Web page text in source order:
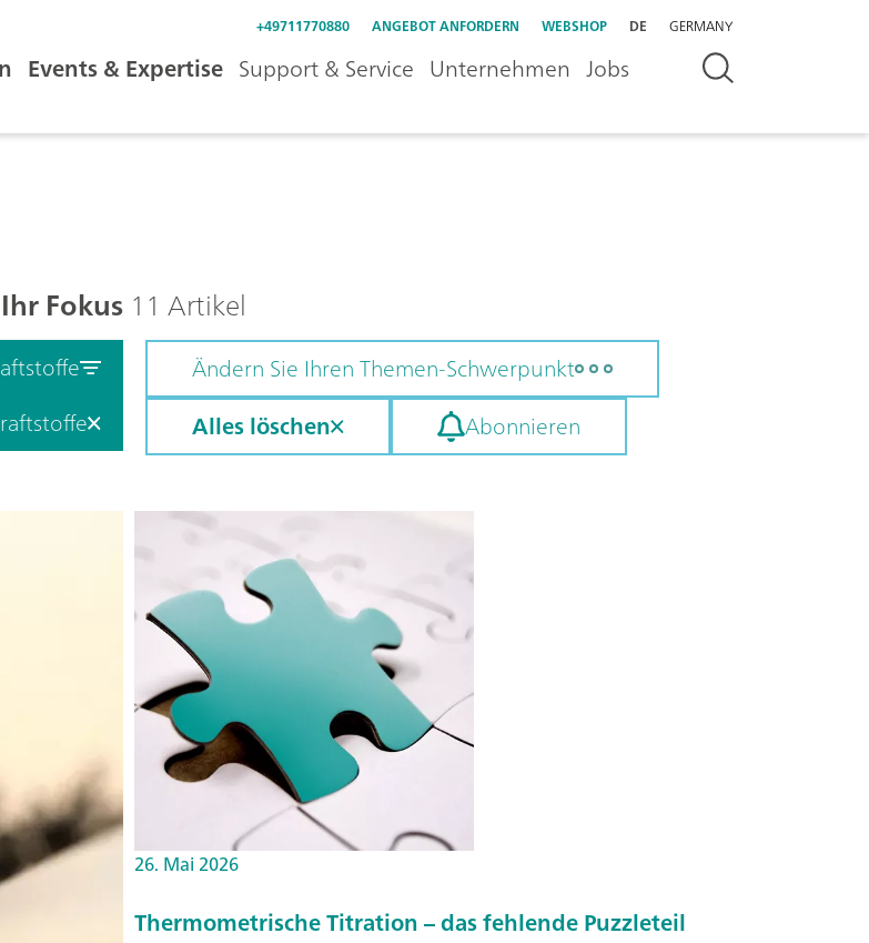
+49711770880 ANGEBOT ANFORDERN WEBSHOP DE GERMANY
Events & Expertise Support & Service Unternehmen Jobs
Ihr Fokus11 Artikel
Ändern Sie Ihren Themen-Schwerpunkt
Alles löschen
Abonnieren
26. Mai 2026
Thermometrische Titration – das fehlende Puzzleteil